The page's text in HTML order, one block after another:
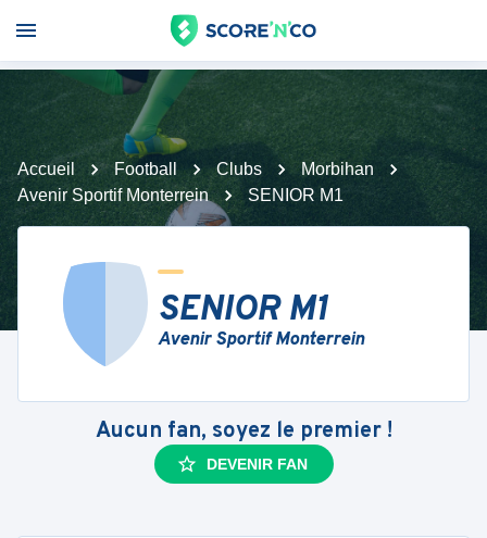
Accueil Football Clubs
Morbihan
Avenir Sportif Monterrein
SENIOR M1
SENIOR M1
Avenir Sportif Monterrein
Aucun fan, soyez le premier !
DEVENIR FAN